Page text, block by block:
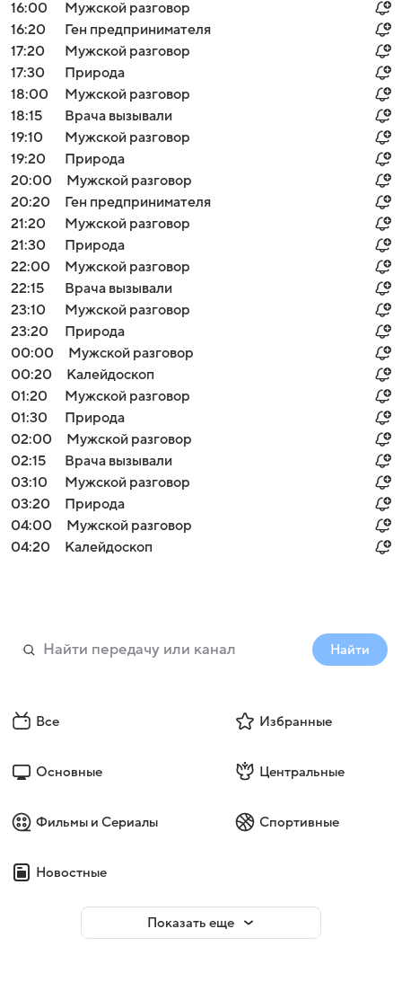
16:00
Мужской разговор
16:20
Ген предпринимателя
17:20
Мужской разговор
17:30
Природа
18:00
Мужской разговор
18:15
Врача вызывали
19:10
Мужской разговор
19:20
Природа
20:00
Мужской разговор
20:20
Ген предпринимателя
21:20
Мужской разговор
21:30
Природа
22:00
Мужской разговор
22:15
Врача вызывали
23:10
Мужской разговор
23:20
Природа
00:00
Мужской разговор
00:20
Калейдоскоп
01:20
Мужской разговор
01:30
Природа
02:00
Мужской разговор
02:15
Врача вызывали
03:10
Мужской разговор
03:20
Природа
04:00
Мужской разговор
04:20
Калейдоскоп
Найти
Все Избранные
Основные Центральные
Фильмы и Сериалы Спортивные
Новостные
Показать еще